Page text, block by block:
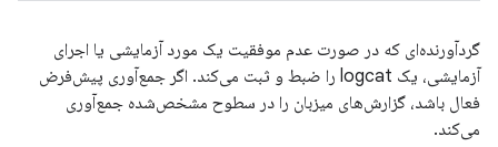
گردآورنده‌ای که در صورت عدم موفقیت یک مورد آزمایشی یا اجرای
آزمایشی، یک logcat را ضبط و ثبت می‌کند. اگر جمع‌آوری پیش‌فرض
فعال باشد، گزارش‌های میزبان را در سطوح مشخص‌شده جمع‌آوری
می‌کند.